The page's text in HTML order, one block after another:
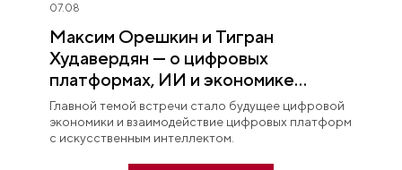
07.08
Максим Орешкин и Тигран
Худавердян — о цифровых
платформах, ИИ и экономике
будущего
Главной темой встречи стало будущее цифровой
экономики и взаимодействие цифровых платформ
с искусственным интеллектом.